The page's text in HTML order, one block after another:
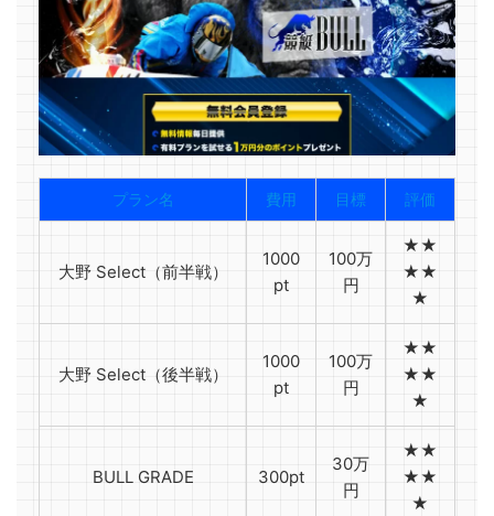
プラン名 費用 目標 評価
大野 Select（前半戦）
1000
pt
100万
円
★★
★★
★
大野 Select（後半戦）
1000
pt
100万
円
★★
★★
★
BULL GRADE 300pt
30万
円
★★
★★
★